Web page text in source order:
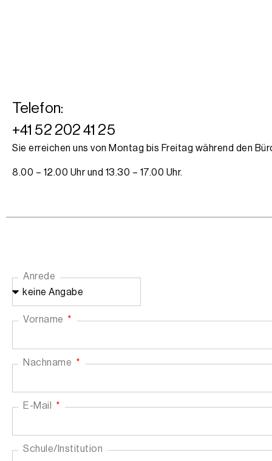
Telefon:
+41 52 202 41 25
Sie erreichen uns von Montag bis Freitag während den
8.00 – 12.00 Uhr und 13.30 – 17.00 Uhr.
Anrede
Vorname
Nachname
E-Mail
Schule/Institution